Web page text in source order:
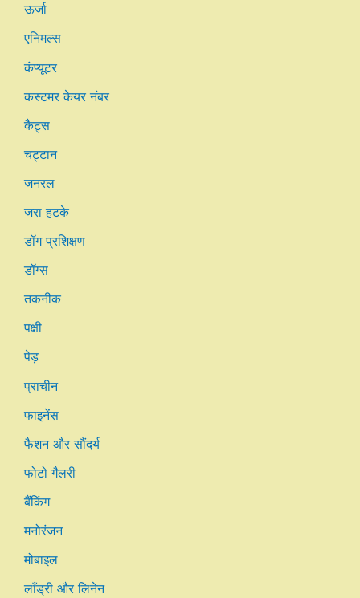
ऊर्जा
एनिमल्स
कंप्यूटर
कस्टमर केयर नंबर
कैट्स
चट्टान
जनरल
जरा हटके
डॉग प्रशिक्षण
डॉग्स
तकनीक
पक्षी
पेड़
प्राचीन
फाइनेंस
फैशन और सौंदर्य
फोटो गैलरी
बैंकिंग
मनोरंजन
मोबाइल
लाँड्री और लिनेन